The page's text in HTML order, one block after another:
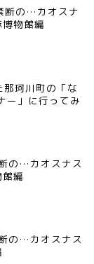
の…カオスナ
物館編
珂川町の「な
ー」に行ってみ
の…カオスナス
編
の…カオスナス